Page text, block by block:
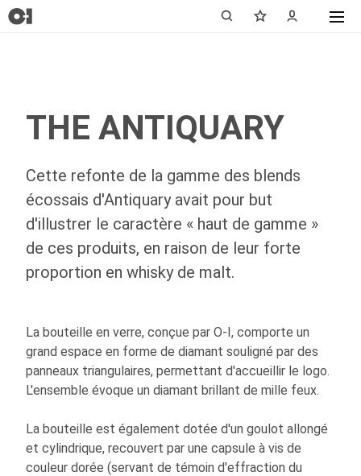
THE ANTIQUARY
Cette refonte de la gamme des blends
écossais d'Antiquary avait pour but
d'illustrer le caractère « haut de gamme »
de ces produits, en raison de leur forte
proportion en whisky de malt.
La bouteille en verre, conçue parO-I, comporte un
grand espace en forme de diamant souligné par des
panneaux triangulaires, permettant d'accueillir le logo.
L'ensemble évoque un diamant brillant de mille feux.
La bouteille est également dotée d'un goulot allongé
et cylindrique, recouvert par une capsule à vis de
couleur dorée (servant de témoin d'effraction du